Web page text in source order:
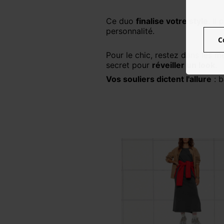
Ce duo finalise votre style
. Il
personnalité.
Pour le chic, restez dans les mêmes teintes. Pour le dynamisme, une robe neutre adore le clash avec un sac vif. C'est le
secret pour réveiller un look
Vos souliers dictent l'allure :